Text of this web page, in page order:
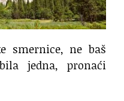
smernice, ne baš
jedna, pronaći